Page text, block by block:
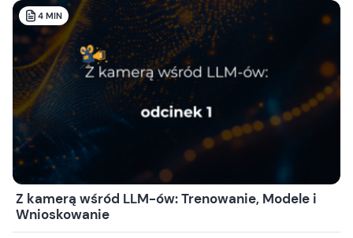
4 MIN
Z kamerą wśród LLM-ów: Trenowanie, Modele i
Wnioskowanie